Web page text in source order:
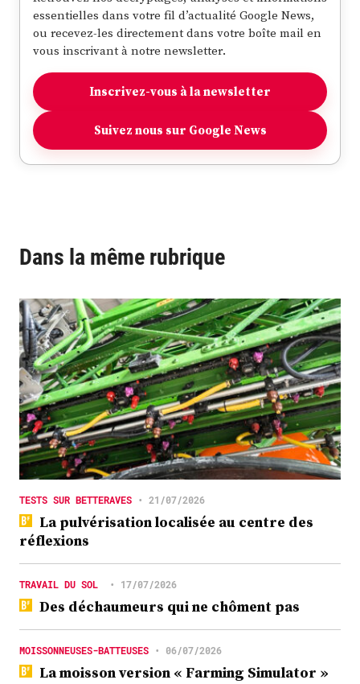
essentielles dans votre fil d’actualité Google News,
ou recevez-les directement dans votre boîte mail en
vous inscrivant à notre newsletter.
Inscrivez-vous à la newsletter
Suivez nous sur Google News
Dans la même rubrique
TESTS SUR BETTERAVES • 21/07/2026
La pulvérisation localisée au centre des
réflexions
TRAVAIL DU SOL • 17/07/2026
Des déchaumeurs qui ne chôment pas
MOISSONNEUSES-BATTEUSES • 06/07/2026
La moisson version « Farming Simulator »